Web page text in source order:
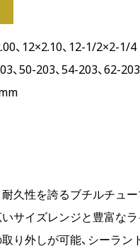
、12×2.10、12-1/2×2-1/4
、50-203、54-203、62-203
耐久性を誇るブチルチュ
いサイズレンジと豊富な
取り外しが可能、シーラ